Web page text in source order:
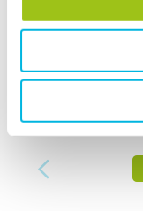
Waking Up roll on,
vanaf